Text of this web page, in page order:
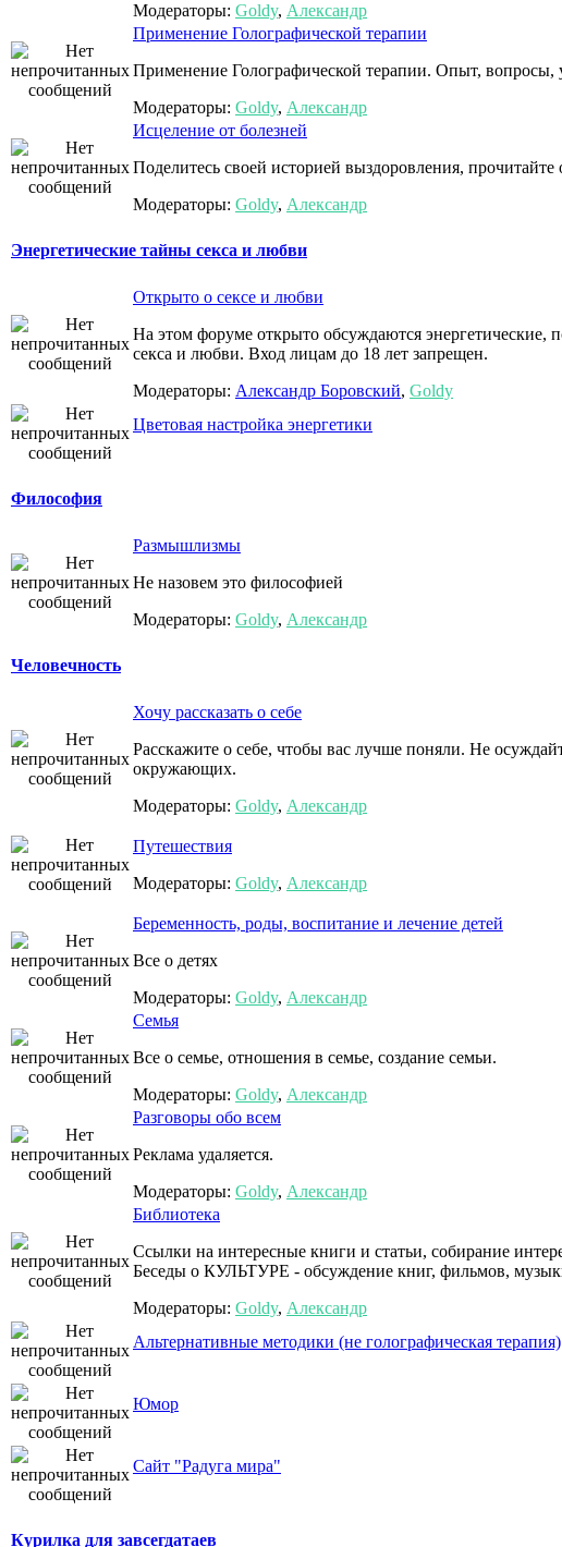
Модераторы: Goldy, Александр
Применение Голографической терапии
Применение Голографической терапии. Опыт, вопросы,
Модераторы: Goldy, Александр
Исцеление от болезней
Поделитесь своей историей выздоровления, прочитайте
Модераторы: Goldy, Александр
Энергетические тайны секса и любви
Открыто о сексе и любви
На этом форуме открыто обсуждаются энергетические,
секса и любви. Вход лицам до 18 лет запрещен.
Модераторы: Александр Боровский, Goldy
Цветовая настройка энергетики
Философия
Размышлизмы
Не назовем это философией
Модераторы: Goldy, Александр
Человечность
Хочу рассказать о себе
Расскажите о себе, чтобы вас лучше поняли. Не
окружающих.
Модераторы: Goldy, Александр
Путешествия
Модераторы: Goldy, Александр
Беременность, роды, воспитание и лечение детей
Все о детях
Модераторы: Goldy, Александр
Семья
Все о семье, отношения в семье, создание семьи.
Модераторы: Goldy, Александр
Разговоры обо всем
Реклама удаляется.
Модераторы: Goldy, Александр
Библиотека
Ссылки на интересные книги и статьи, собирание
Беседы о КУЛЬТУРЕ - обсуждение книг, фильмов,
Модераторы: Goldy, Александр
Альтернативные методики (не голографическая терапия)
Юмор
Сайт "Радуга мира"
Курилка для завсегдатаев